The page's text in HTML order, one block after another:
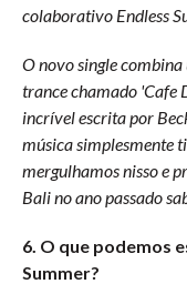
colaborativo Endless
O novo single
trance chamado 'Cafe
incrível escrita por
música simplesmente
mergulhamos nisso e
Bali no ano passado
6. O que podemos
Summer?